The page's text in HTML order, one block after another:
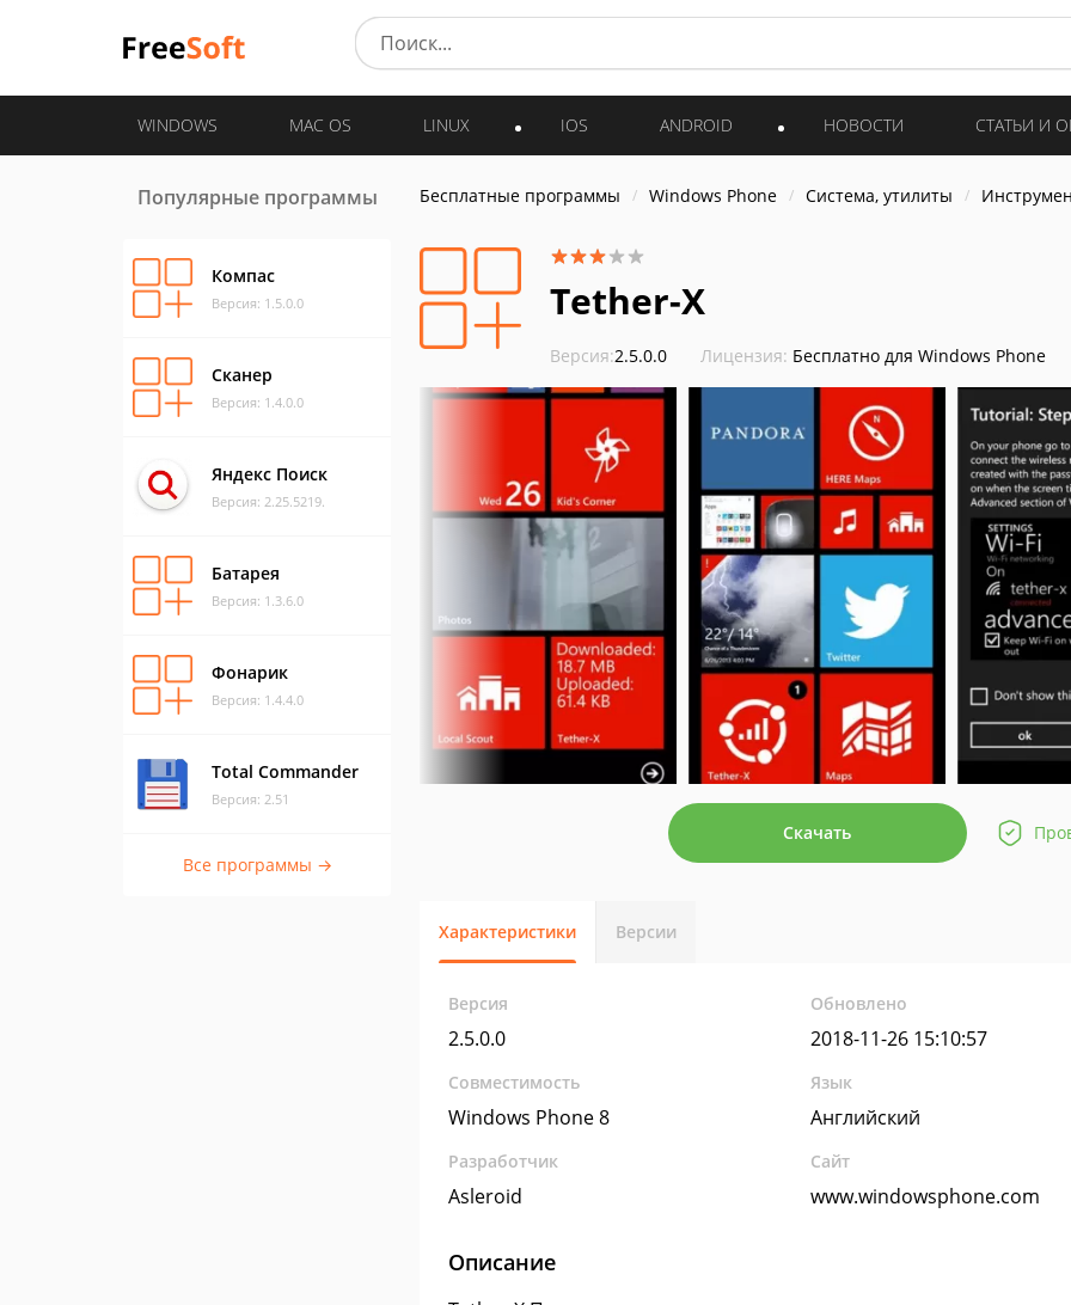
WINDOWS MAC OS LINUX IOS ANDROID НОВОСТИ СТАТЬИ И
Популярные программы
Компас
Версия: 1.5.0.0
Сканер
Версия: 1.4.0.0
Яндекс Поиск
Версия: 2.25.5219.
Батарея
Версия: 1.3.6.0
Фонарик
Версия: 1.4.4.0
Total Commander
Версия: 2.51
Все программы →
Бесплатные программы Windows Phone Система, утилиты
Tether-X
Версия:2.5.0.0 Лицензия: Бесплатно для Windows Phone
Скачать
Характеристики Версии
Версия
2.5.0.0
Обновлено
2018-11-26 15:10:57
Совместимость
Windows Phone 8
Язык
Английский
Разработчик
Asleroid
Сайт
www.windowsphone.com
Описание